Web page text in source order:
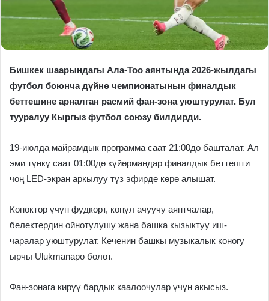
Бишкек шаарындагы Ала-Тоо аянтында 2026-жылдагы
футбол боюнча дүйнө чемпионатынын финалдык
беттешине арналган расмий фан-зона уюштурулат. Бул
тууралуу Кыргыз футбол союзу билдирди.
19-июлда майрамдык программа саат 21:00дө башталат. Ал
эми түнкү саат 01:00дө күйөрмандар финалдык беттешти
чоң LED-экран аркылуу түз эфирде көрө алышат.
Коноктор үчүн фудкорт, көңүл ачуучу аянтчалар,
белектердин ойнотулушу жана башка кызыктуу иш-
чаралар уюштурулат. Кеченин башкы музыкалык коногу
ырчы Ulukmanapo болот.
Фан-зонага кирүү бардык каалоочулар үчүн акысыз.